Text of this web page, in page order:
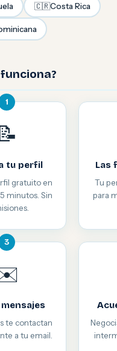
🇨🇷Costa Rica
1
tu perfil
gratuito en
minutos. Sin
Las
Tu
para
3
mensajes
te contactan
a tu email.